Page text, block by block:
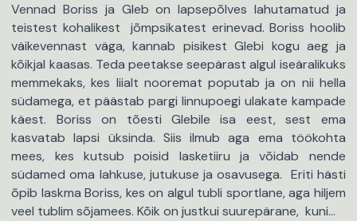
Vennad Boriss ja Gleb on lapsepõlves lahutamatud ja
teistest kohalikest jõmpsikatest erinevad. Boriss hoolib
väikevennast väga, kannab pisikest Glebi kogu aeg ja
kõikjal kaasas. Teda peetakse seepärast algul iseäralikuks
memmekaks, kes liialt nooremat poputab ja on nii hella
südamega, et päästab pargi linnupoegi ulakate kampade
käest. Boriss on tõesti Glebile isa eest, sest ema
kasvatab lapsi üksinda. Siis ilmub aga ema töökohta
mees, kes kutsub poisid lasketiiru ja võidab nende
südamed oma lahkuse, jutukuse ja osavusega. Eriti hästi
õpib laskma Boriss, kes on algul tubli sportlane, aga hiljem
veel tublim sõjamees. Kõik on justkui suurepärane, kuni…